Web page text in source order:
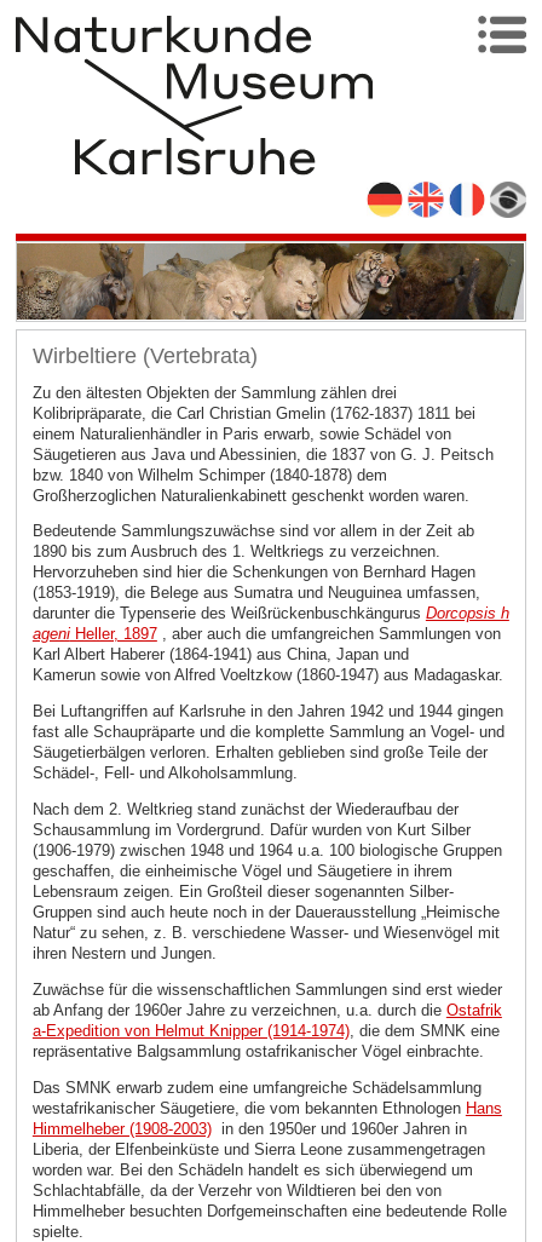
Wirbeltiere (Vertebrata)
Zu den ältesten Objekten der Sammlung zählen drei
Kolibripräparate, die Carl Christian Gmelin (1762-1837) 1811 bei
einem Naturalienhändler in Paris erwarb, sowie Schädel von
Säugetieren aus Java und Abessinien, die 1837 von G. J. Peitsch
bzw. 1840 von Wilhelm Schimper (1840-1878) dem
Großherzoglichen Naturalienkabinett geschenkt worden waren.
Bedeutende Sammlungszuwächse sind vor allem in der Zeit ab
1890 bis zum Ausbruch des 1. Weltkriegs zu verzeichnen.
Hervorzuheben sind hier die Schenkungen von Bernhard Hagen
(1853-1919), die Belege aus Sumatra und Neuguinea umfassen,
darunter die Typenserie des Weißrückenbuschkängurus Dorcopsis h
ageniHeller, 1897, aber auch die umfangreichen Sammlungen von
Karl Albert Haberer (1864-1941) aus China, Japan und
Kamerun sowie von Alfred Voeltzkow (1860-1947) aus Madagaskar.
Bei Luftangriffen auf Karlsruhe in den Jahren 1942 und 1944 gingen
fast alle Schaupräparte und die komplette Sammlung an Vogel- und
Säugetierbälgen verloren. Erhalten geblieben sind große Teile der
Schädel-, Fell- und Alkoholsammlung.
Nach dem 2. Weltkrieg stand zunächst der Wiederaufbau der
Schausammlung im Vordergrund. Dafür wurden von Kurt Silber
(1906-1979) zwischen 1948 und 1964 u.a. 100 biologische Gruppen
geschaffen, die einheimische Vögel und Säugetiere in ihrem
Lebensraum zeigen. Ein Großteil dieser sogenannten Silber-
Gruppen sind auch heute noch in der Dauerausstellung „Heimische
Natur“ zu sehen, z. B. verschiedene Wasser- und Wiesenvögel mit
ihren Nestern und Jungen.
Zuwächse für die wissenschaftlichen Sammlungen sind erst wieder
ab Anfang der 1960er Jahre zu verzeichnen, u.a. durch die Ostafrik
a-Expedition von Helmut Knipper (1914-1974), die dem SMNK eine
repräsentative Balgsammlung ostafrikanischer Vögel einbrachte.
Das SMNK erwarb zudem eine umfangreiche Schädelsammlung
westafrikanischer Säugetiere, die vom bekannten Ethnologen Hans
Himmelheber (1908-2003)in den 1950er und 1960er Jahren in
Liberia, der Elfenbeinküste und Sierra Leone zusammengetragen
worden war. Bei den Schädeln handelt es sich überwiegend um
Schlachtabfälle, da der Verzehr von Wildtieren bei den von
Himmelheber besuchten Dorfgemeinschaften eine bedeutende Rolle
spielte.